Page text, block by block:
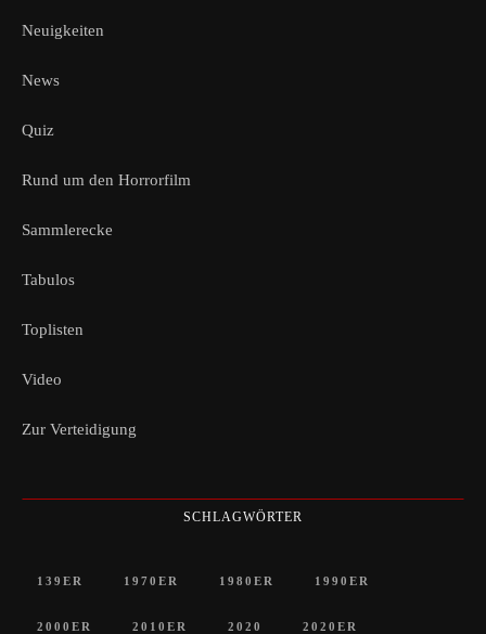
Neuigkeiten
News
Quiz
Rund um den Horrorfilm
Sammlerecke
Tabulos
Toplisten
Video
Zur Verteidigung
SCHLAGWÖRTER
139ER 1970ER 1980ER 1990ER
2000ER 2010ER 2020 2020ER